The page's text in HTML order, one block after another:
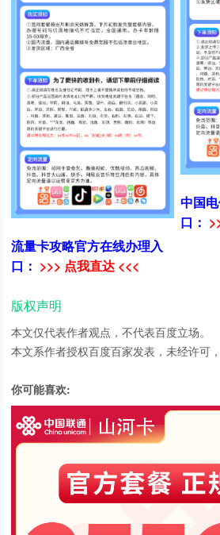
流量卡攻略官方在线办理入
口： >>> 点我直达 <<<
中国
口：
版权声明
本文仅代表作者观点，不代表百度立场。
本文系作者授权百度百家发表，未经许可，
你可能喜欢: